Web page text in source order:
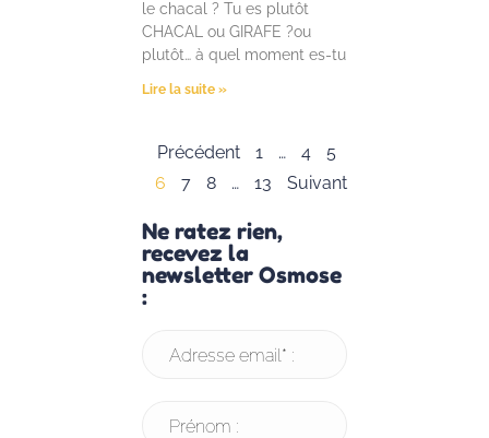
le chacal ? Tu es plutôt
CHACAL ou GIRAFE ?ou
plutôt… à quel moment es-tu
Lire la suite »
Précédent 1 … 4
5
6
7 8 … 13 Suivant
Ne ratez rien,
recevez la
newsletter Osmose
:
Adresse email* :
Prénom :